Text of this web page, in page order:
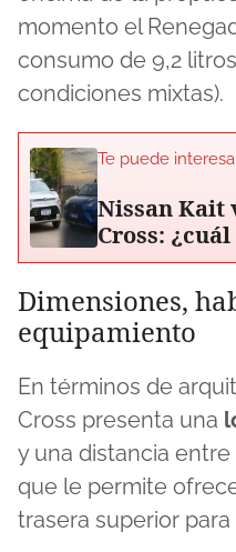
momento el
consumo de 9,2
condiciones mixtas).
Te puede
Nissan Kait
Cross:
Dimensiones,
equipamiento
En términos de
Cross presenta una
y una distancia entre
que le permite
trasera superior para